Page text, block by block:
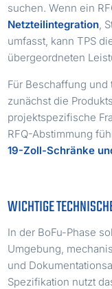
suchen. Wenn ein
Netzteilintegration ,
umfasst, kann TPS
übergeordneten
Für Beschaffung
zunächst die
projektspezifische
RFQ-Abstimmung
19-Zoll-Schränke
WICHTIGE
In der BoFu-Phase
Umgebung,
und
Spezifikation nutzt